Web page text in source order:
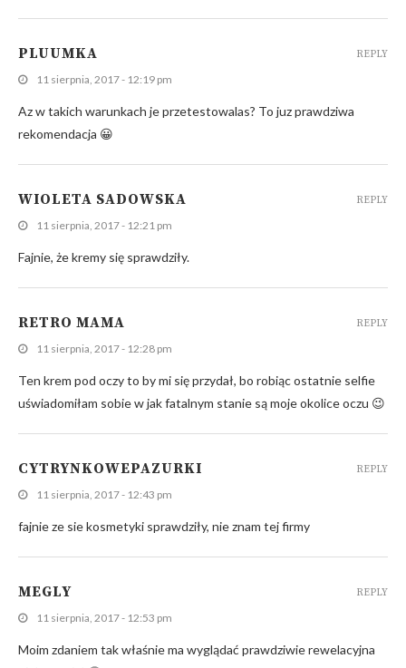
PLUUMKA
11 sierpnia, 2017 - 12:19 pm
Az w takich warunkach je przetestowalas? To juz prawdziwa
rekomendacja 😀
REPLY
WIOLETA SADOWSKA
11 sierpnia, 2017 - 12:21 pm
Fajnie, że kremy się sprawdziły.
REPLY
RETRO MAMA
11 sierpnia, 2017 - 12:28 pm
Ten krem pod oczy to by mi się przydał, bo robiąc ostatnie selfie
uświadomiłam sobie w jak fatalnym stanie są moje okolice oczu 😉
REPLY
CYTRYNKOWEPAZURKI
11 sierpnia, 2017 - 12:43 pm
fajnie ze sie kosmetyki sprawdziły, nie znam tej firmy
REPLY
MEGLY
11 sierpnia, 2017 - 12:53 pm
Moim zdaniem tak właśnie ma wyglądać prawdziwie rewelacyjna
REPLY